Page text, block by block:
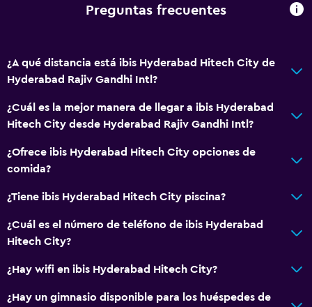
Preguntas frecuentes
¿A qué distancia está ibis Hyderabad Hitech City de
Hyderabad Rajiv Gandhi Intl?
¿Cuál es la mejor manera de llegar a ibis Hyderabad
Hitech City desde Hyderabad Rajiv Gandhi Intl?
¿Ofrece ibis Hyderabad Hitech City opciones de
comida?
¿Tiene ibis Hyderabad Hitech City piscina?
¿Cuál es el número de teléfono de ibis Hyderabad
Hitech City?
¿Hay wifi en ibis Hyderabad Hitech City?
¿Hay un gimnasio disponible para los huéspedes de